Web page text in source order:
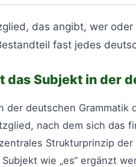
das angibt, wer
fast jedes
das Subjekt in der
der deutschen
nach dem sich das
Strukturprinzip
wie „es“ ergänzt